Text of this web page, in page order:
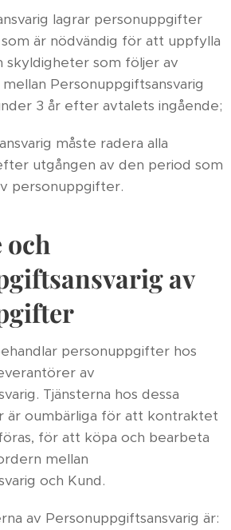
lagrar personuppgifter
är nödvändig för att uppfylla
som följer av
Personuppgiftsansvarig
3 år efter avtalets ingående;
måste radera alla
utgången av den period som
personuppgifter.
och
av
personuppgifter hos
av
Tjänsterna hos dessa
är oumbärliga för att kontraktet
för att köpa och bearbeta
mellan
och Kund.
av Personuppgiftsansvarig är: